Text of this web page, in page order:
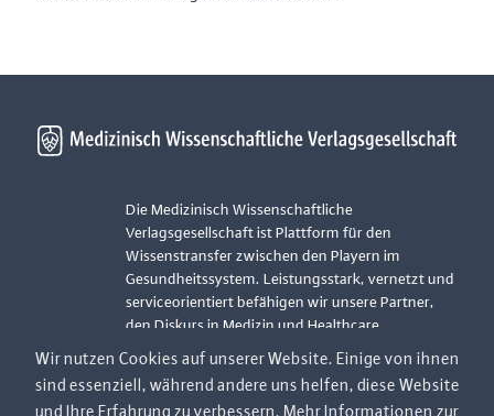
Die Medizinisch Wissenschaftliche
Verlagsgesellschaft ist Plattform für den
Wissenstransfer zwischen den Playern im
Gesundheitssystem. Leistungsstark, vernetzt und
serviceorientiert befähigen wir unsere Partner,
den Diskurs in Medizin und Healthcare
voranzutreiben und das Gesundheitssystem der
Wir nutzen Cookies auf unserer Website. Einige von ihnen
sind essenziell, während andere uns helfen, diese Website